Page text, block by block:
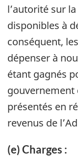
l’autorité sur
disponibles à
conséquent,
dépenser à
étant gagnés
gouvernement
présentés en
revenus de
(e) Charges :